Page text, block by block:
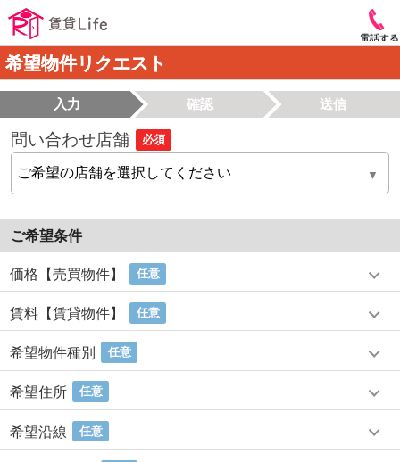
電話する
希望物件リクエスト
入力 確認 送信
問い合わせ店舗 必須
ご希望条件
価格【売買物件】 任意
賃料【賃貸物件】 任意
希望物件種別 任意
希望住所 任意
希望沿線 任意